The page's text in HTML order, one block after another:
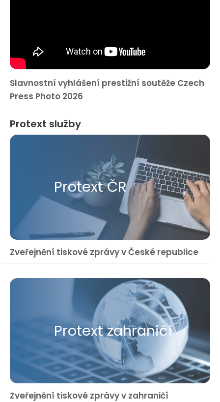
Slavnostní vyhlášení prestižní soutěže Czech
Press Photo 2026
Protext služby
Protext ČR
Zveřejnění tiskové zprávy v České republice
Protext zahraničí
Zveřejnění tiskové zprávy v zahraničí